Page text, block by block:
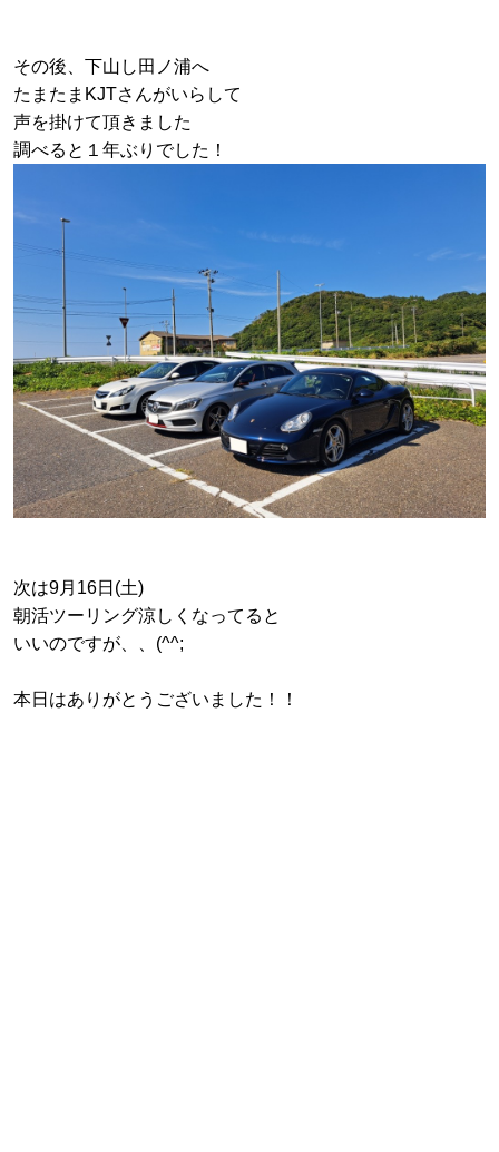
その後、下山し田ノ浦へ
たまたまKJTさんがいらして
声を掛けて頂きました
調べると１年ぶりでした！
次は9月16日(土)
朝活ツーリング涼しくなってると
いいのですが、、(^^;
本日はありがとうございました！！